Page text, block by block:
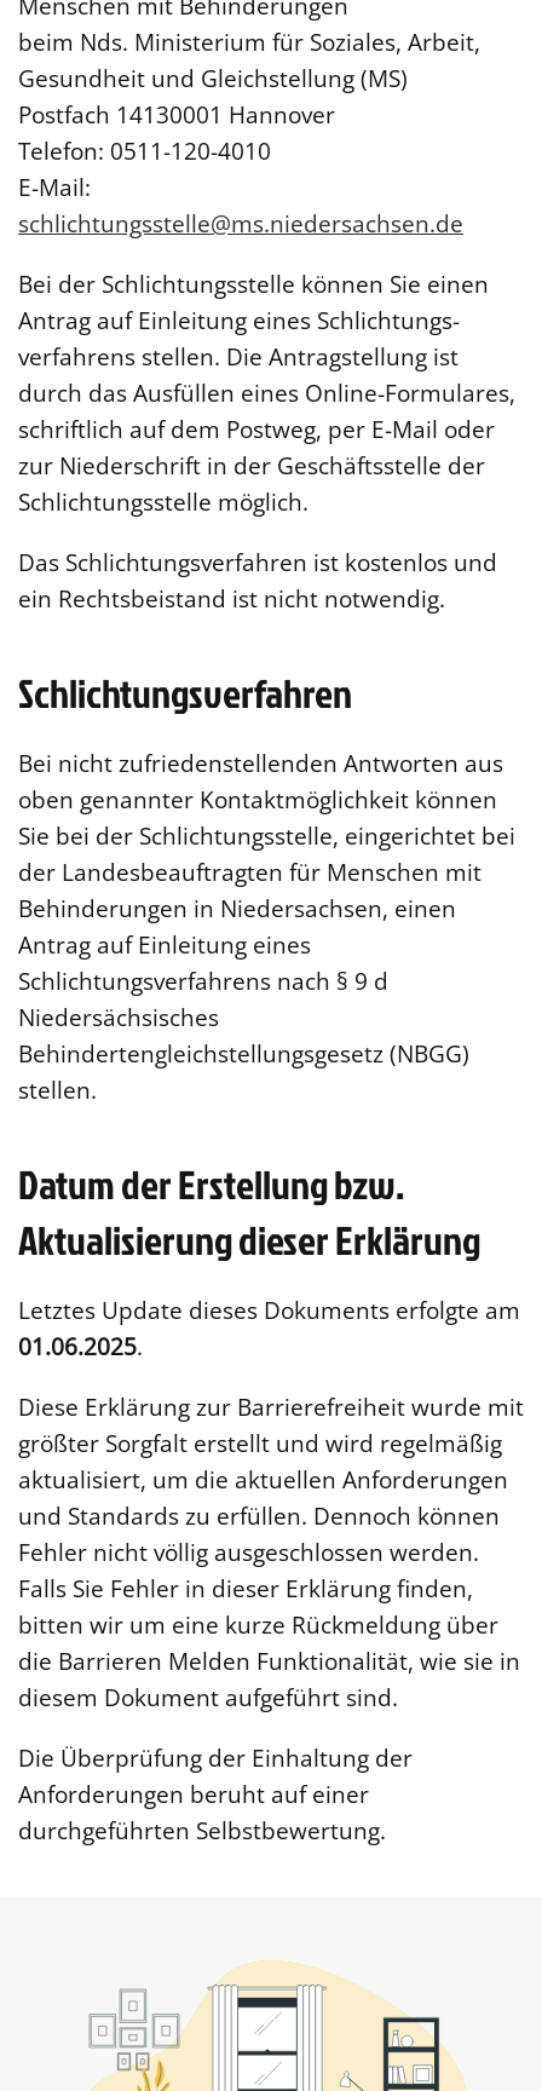
Menschen mit Behinderungen
beim Nds. Ministerium für Soziales, Arbeit,
Gesundheit und Gleichstellung (MS)
Postfach 14130001 Hannover
Telefon: 0511-120-4010
E-Mail:
schlichtungsstelle@ms.niedersachsen.de
Bei der Schlichtungsstelle können Sie einen
Antrag auf Einleitung eines Schlichtungs­
verfahrens stellen. Die Antragstellung ist
durch das Ausfüllen eines Online-Formulares,
schriftlich auf dem Postweg, per E-Mail oder
zur Niederschrift in der Geschäfts­stelle der
Schlichtungs­stelle möglich.
Das Schlichtungsverfahren ist kostenlos und
ein Rechtsbeistand ist nicht notwendig.
Schlichtungsverfahren
Bei nicht zufriedenstellenden Antworten aus
oben genannter Kontaktmöglichkeit können
Sie bei der Schlichtungsstelle, eingerichtet bei
der Landesbeauftragten für Menschen mit
Behinderungen in Niedersachsen, einen
Antrag auf Einleitung eines
Schlichtungsverfahrens nach § 9 d
Niedersächsisches
Behindertengleichstellungsgesetz (NBGG)
stellen.
Datum der Erstellung bzw.
Aktualisierung dieser Erklärung
Letztes Update dieses Dokuments erfolgte am
01.06.2025.
Diese Erklärung zur Barrierefreiheit wurde mit
größter Sorgfalt erstellt und wird regelmäßig
aktualisiert, um die aktuellen Anforderungen
und Standards zu erfüllen. Dennoch können
Fehler nicht völlig ausgeschlossen werden.
Falls Sie Fehler in dieser Erklärung finden,
bitten wir um eine kurze Rückmeldung über
die Barrieren Melden Funktionalität, wie sie in
diesem Dokument aufgeführt sind.
Die Überprüfung der Einhaltung der
Anforderungen beruht auf einer
durchgeführten Selbstbewertung.